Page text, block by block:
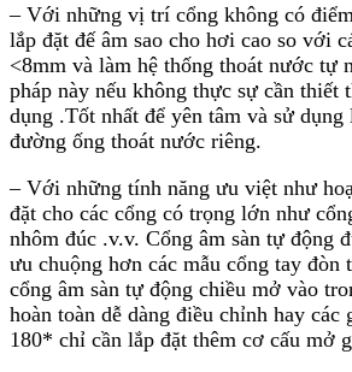
– Với những vị trí cổng không có
lắp đặt đế âm sao cho hơi cao so với
<8mm và làm hệ thống thoát nước tự
pháp này nếu không thực sự cần thiết
dụng .Tốt nhất để yên tâm và sử dụng
đường ống thoát nước riêng.
– Với những tính năng ưu việt như
đặt cho các cổng có trọng lớn như
nhôm đúc .v.v. Cổng âm sàn tự động
ưu chuộng hơn các mẫu cổng tay đòn
cổng âm sàn tự động chiều mở vào
hoàn toàn dễ dàng điều chỉnh hay
180* chỉ cần lắp đặt thêm cơ cấu mở